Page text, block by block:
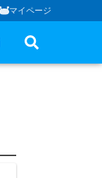
マイページ